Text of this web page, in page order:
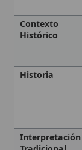
Interpretación
Tradicional